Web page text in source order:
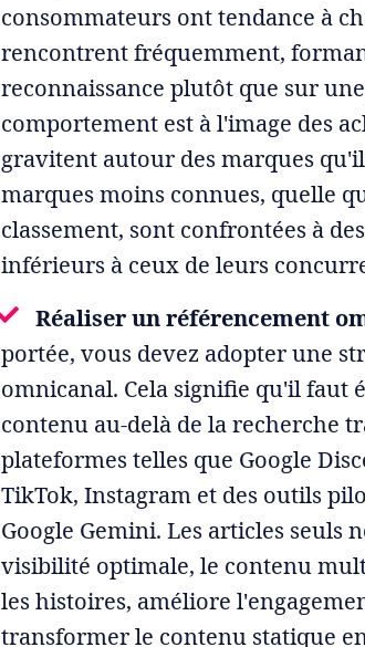
consommateurs ont tendance à
rencontrent fréquemment,
reconnaissance plutôt que sur
comportement est à l'image des
gravitent autour des marques
marques moins connues, quelle
classement, sont confrontées à
inférieurs à ceux de leurs
Réaliser un référencement
portée, vous devez adopter une
omnicanal. Cela signifie qu'il faut
contenu au-delà de la recherche
plateformes telles que Google
TikTok, Instagram et des outils
Google Gemini. Les articles seuls
visibilité optimale, le contenu
les histoires, améliore
transformer le contenu statique